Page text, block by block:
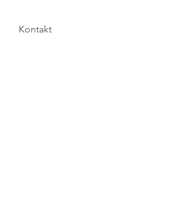
Kontakt